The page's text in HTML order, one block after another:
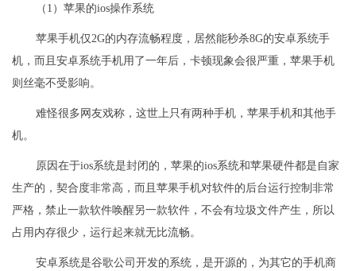
（1）苹果的ios操作系统
苹果手机仅2G的内存流畅程度，居然能秒杀8G的安卓系统手
机，而且安卓系统手机用了一年后，卡顿现象会很严重，苹果手机
则丝毫不受影响。
难怪很多网友戏称，这世上只有两种手机，苹果手机和其他手
机。
原因在于ios系统是封闭的，苹果的ios系统和苹果硬件都是自家
生产的，契合度非常高，而且苹果手机对软件的后台运行控制非常
严格，禁止一款软件唤醒另一款软件，不会有垃圾文件产生，所以
占用内存很少，运行起来就无比流畅。
安卓系统是谷歌公司开发的系统，是开源的，为其它的手机商